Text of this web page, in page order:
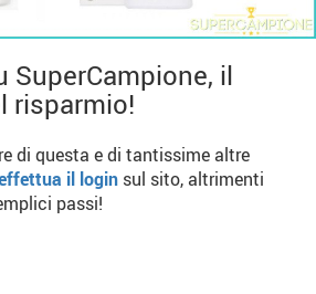
SuperCampione, il
risparmio!
di questa e di tantissime altre
il login sul sito, altrimenti
passi!